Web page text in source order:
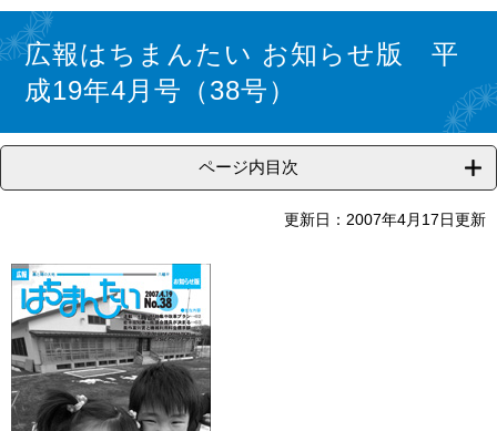
文 広報はちまんたい お知らせ版 平
成19年4月号（38号）
ページ内目次
更新日：2007年4月17日更新